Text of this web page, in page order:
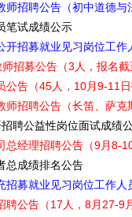
招聘公告（初中道德
笔试成绩公示
开招募就业见习岗位工
招募公告（3人，报名
公告（45人，10月9-11
招聘公告（长笛、萨
聘公益性岗位面试成绩
总经理招聘公告（9月8-
总成绩排名公告
招募就业见习岗位工作
聘公告（17人，8月27-9